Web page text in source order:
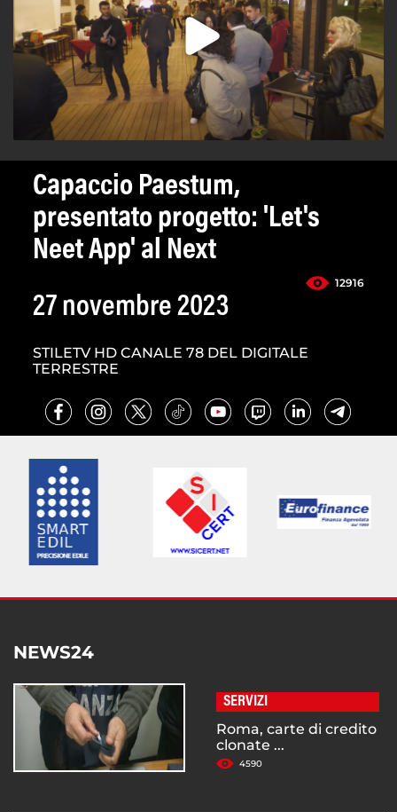
Capaccio Paestum,
presentato progetto: 'Let's
Neet App' al Next
12916
27 novembre 2023
STILETV HD CANALE 78 DEL DIGITALE
TERRESTRE
NEWS24
SERVIZI
Roma, carte di credito
clonate ...
4590